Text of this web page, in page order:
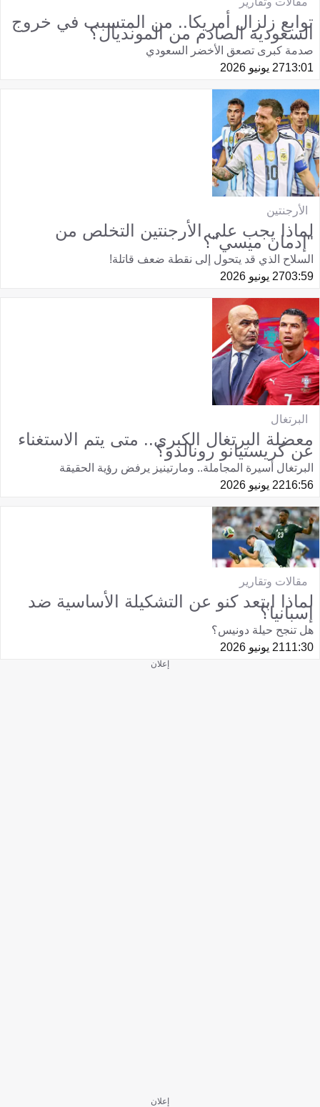
توابع زلزال أمريكا.. من المتسبب في خروج
السعودية الصادم من المونديال؟
صدمة كبرى تصعق الأخضر السعودي
13:0127 يونيو 2026
الأرجنتين
لماذا يجب على الأرجنتين التخلص من
"إدمان ميسي"؟
السلاح الذي قد يتحول إلى نقطة ضعف قاتلة!
03:5927 يونيو 2026
البرتغال
معضلة البرتغال الكبرى.. متى يتم الاستغناء
عن كريستيانو رونالدو؟
البرتغال أسيرة المجاملة.. ومارتينيز يرفض رؤية الحقيقة
16:5622 يونيو 2026
مقالات وتقارير
لماذا ابتعد كنو عن التشكيلة الأساسية ضد
إسبانيا؟
هل تنجح حيلة دونيس؟
11:3021 يونيو 2026
إعلان
إعلان